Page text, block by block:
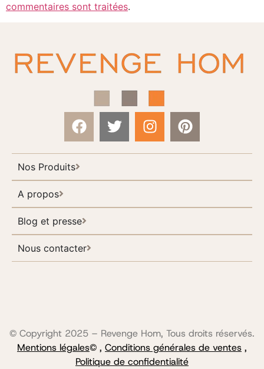
commentaires sont traitées.
Nos Produits
A propos
Blog et presse
Nous contacter
© Copyright 2025 – Revenge Hom, Tous droits réservés.
Mentions légales© , Conditions générales de ventes ,
Politique de confidentialité